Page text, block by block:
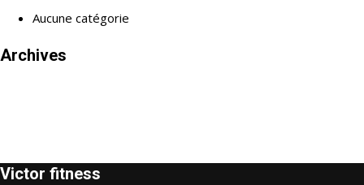
Aucune catégorie
Archives
Victor fitness